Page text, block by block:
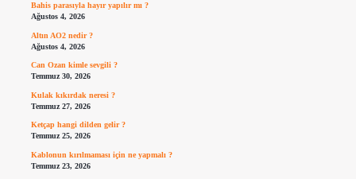
Bahis parasıyla hayır yapılır mı ?
Ağustos 4, 2026
Altın AO2 nedir ?
Ağustos 4, 2026
Can Ozan kimle sevgili ?
Temmuz 30, 2026
Kulak kıkırdak neresi ?
Temmuz 27, 2026
Ketçap hangi dilden gelir ?
Temmuz 25, 2026
Kablonun kırılmaması için ne yapmalı ?
Temmuz 23, 2026